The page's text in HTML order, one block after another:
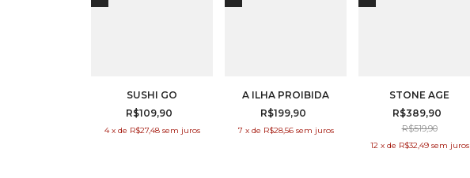
SUSHI GO
R$109,90
4 x de R$27,48 sem juros
A ILHA PROIBIDA
R$199,90
7 x de R$28,56 sem juros
STONE AGE
R$389,90
R$519,90
12 x de R$32,49 sem juros